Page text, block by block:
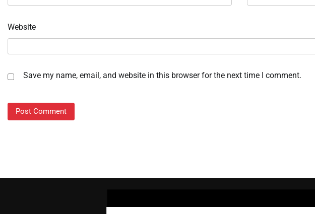
Website
Save my name, email, and website in this browser for the next time I comment.